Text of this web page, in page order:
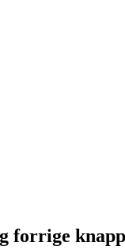
forrige